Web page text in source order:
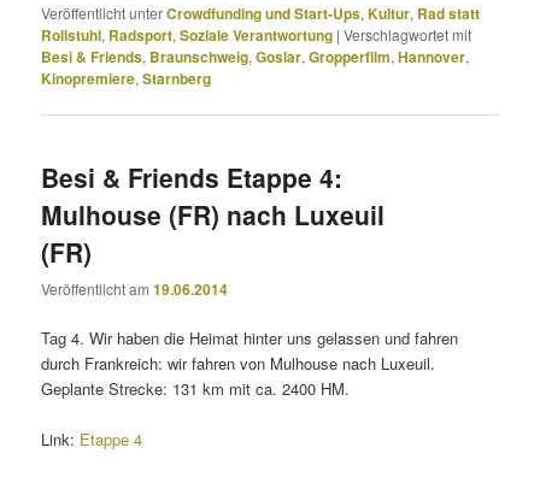
Veröffentlicht unterCrowdfunding und Start-Ups,Kultur, Rad statt
Rollstuhl, Radsport,Soziale Verantwortung |Verschlagwortet mit
Besi & Friends, Braunschweig,Goslar,Gropperfilm,Hannover,
Kinopremiere,Starnberg
Besi & Friends Etappe 4:
Mulhouse (FR) nach Luxeuil
(FR)
Veröffentlicht am19.06.2014
Tag 4. Wir haben die Heimat hinter uns gelassen und fahren
durch Frankreich: wir fahren von Mulhouse nach Luxeuil.
Geplante Strecke: 131 km mit ca. 2400 HM.
Link: Etappe 4